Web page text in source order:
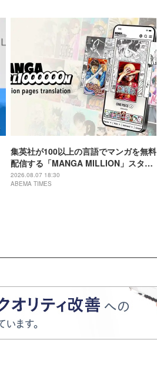
集英社が100以上の言語でマンガを無料
配信する「MANGA MILLION」スター
ト！国内からは『ONE PIECE』など閲
覧可能
2026.08.07 18:30
ABEMA TIMES